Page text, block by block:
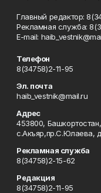
Главный редактор:
Рекламная служба:
Е-mаil:
Телефон
8(34758)2-11-95
Эл. почта
haib_vestnik@mail.ru
Адрес
453800,
с.Акъяр,пр.С.Юлаева,
Рекламная служба
8(34758)2-15-62
Редакция
8(34758)2-11-95